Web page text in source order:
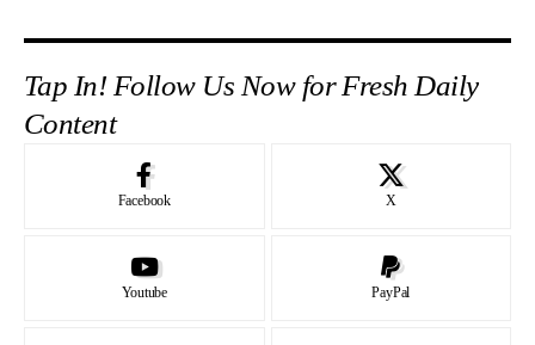
Tap In! Follow Us Now for Fresh Daily
Content
Facebook X
Youtube PayPal